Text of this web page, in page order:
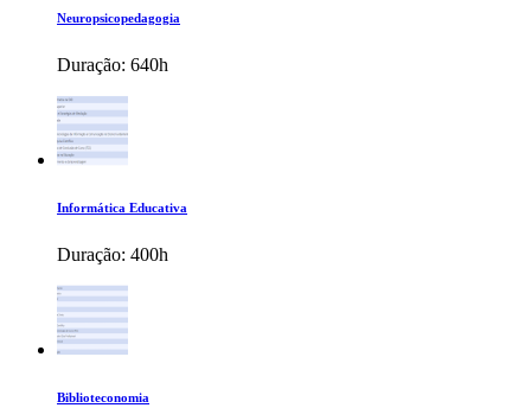
Neuropsicopedagogia
Duração: 640h
Informática Educativa
Duração: 400h
Biblioteconomia